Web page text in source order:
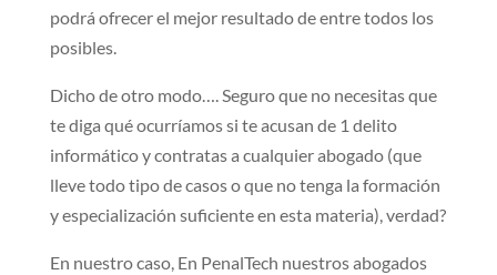
podrá ofrecer el mejor resultado de entre todos los
posibles.
Dicho de otro modo…. Seguro que no necesitas que
te diga qué ocurríamos si te acusan de 1 delito
informático y contratas a cualquier abogado (que
lleve todo tipo de casos o que no tenga la formación
y especialización suficiente en esta materia), verdad?
En nuestro caso, En PenalTech nuestros abogados